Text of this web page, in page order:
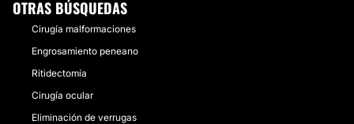
OTRAS BÚSQUEDAS
Cirugía malformaciones
Engrosamiento peneano
Ritidectomía
Cirugía ocular
Eliminación de verrugas